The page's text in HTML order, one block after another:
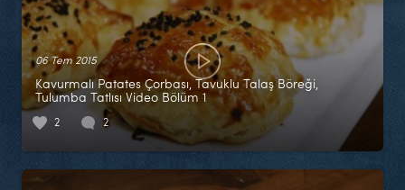
06 Tem 2015
Kavurmalı Patates Çorbası, Tavuklu Talaş Böreği,
Tulumba Tatlısı Video Bölüm 1
2 2